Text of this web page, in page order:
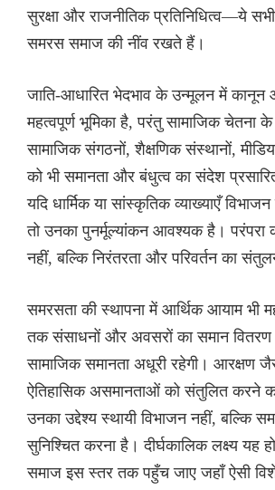
सुरक्षा और राजनीतिक प्रतिनिधित्व—ये
समरस समाज की नींव रखते हैं।
जाति-आधारित भेदभाव के उन्मूलन में कानून
महत्वपूर्ण भूमिका है, परंतु सामाजिक चेतना
सामाजिक संगठनों, शैक्षणिक संस्थानों,
को भी समानता और बंधुत्व का संदेश
यदि धार्मिक या सांस्कृतिक व्याख्याएँ
तो उनका पुनर्मूल्यांकन आवश्यक है। परंपरा
नहीं, बल्कि निरंतरता और परिवर्तन का
समरसता की स्थापना में आर्थिक आयाम भी
तक संसाधनों और अवसरों का समान वितरण
सामाजिक समानता अधूरी रहेगी। आरक्षण
ऐतिहासिक असमानताओं को संतुलित करने
उनका उद्देश्य स्थायी विभाजन नहीं, बल्कि
सुनिश्चित करना है। दीर्घकालिक लक्ष्य यह
समाज इस स्तर तक पहुँच जाए जहाँ ऐसी